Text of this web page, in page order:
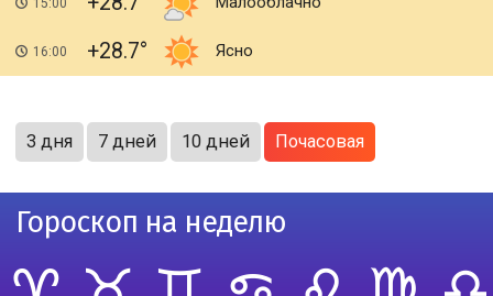
15:00
16:00 +28.7 Ясно
3 дня 7 дней 10 дней Почасовая
Гороскоп на неделю